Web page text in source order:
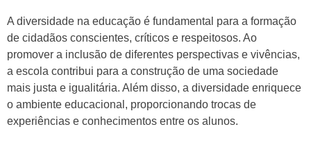
A diversidade na educação é fundamental para a formação
de cidadãos conscientes, críticos e respeitosos. Ao
promover a inclusão de diferentes perspectivas e vivências,
a escola contribui para a construção de uma sociedade
mais justa e igualitária. Além disso, a diversidade enriquece
o ambiente educacional, proporcionando trocas de
experiências e conhecimentos entre os alunos.